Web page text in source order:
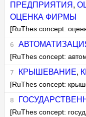
ПРЕДПРИЯТИЯ ,
ОЦЕНКА ФИРМЫ
[RuThes concept:
[RuThes concept:
КРЫШЕВАНИЕ,
[RuThes concept:
[RuThes concept: